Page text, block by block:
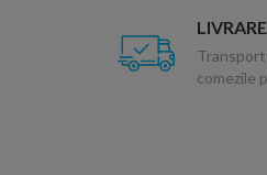
comezile